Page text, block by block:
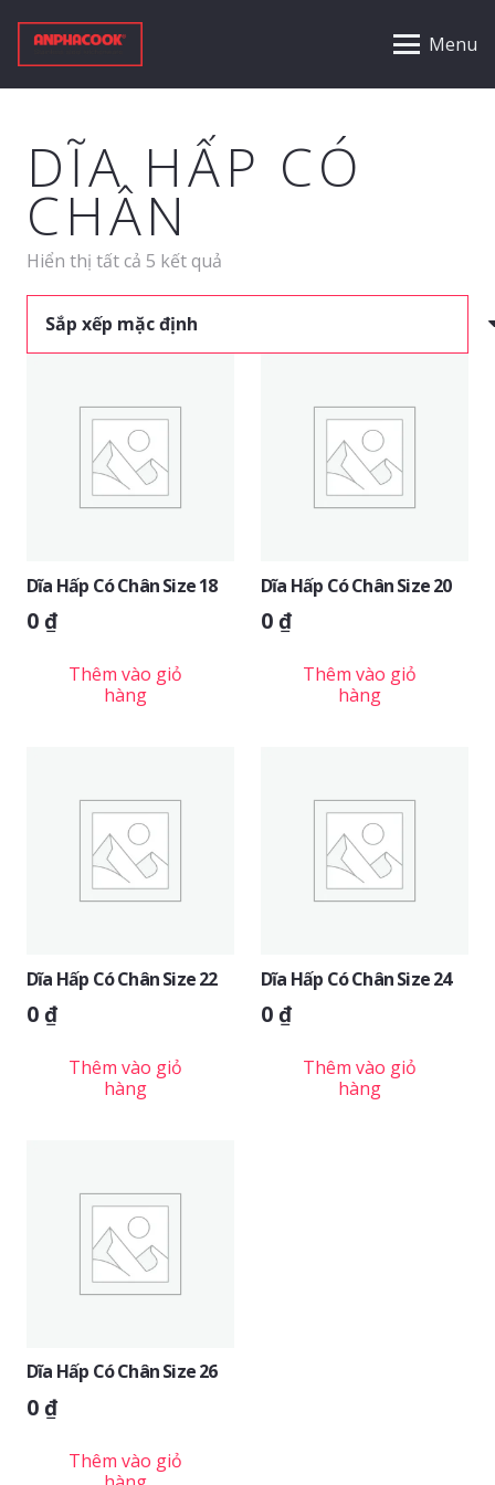
Menu
DĨA HẤP CÓ
CHÂN
Hiển thị tất cả 5 kết quả
Dĩa Hấp Có Chân Size 18
0₫
Thêm vào giỏ
hàng
Dĩa Hấp Có Chân Size 20
0₫
Thêm vào giỏ
hàng
Dĩa Hấp Có Chân Size 22
0₫
Thêm vào giỏ
hàng
Dĩa Hấp Có Chân Size 24
0₫
Thêm vào giỏ
hàng
Dĩa Hấp Có Chân Size 26
0₫
Thêm vào giỏ